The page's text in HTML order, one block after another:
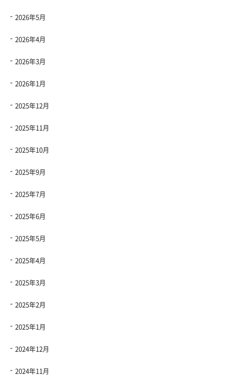
2026年5月
2026年4月
2026年3月
2026年1月
2025年12月
2025年11月
2025年10月
2025年9月
2025年7月
2025年6月
2025年5月
2025年4月
2025年3月
2025年2月
2025年1月
2024年12月
2024年11月